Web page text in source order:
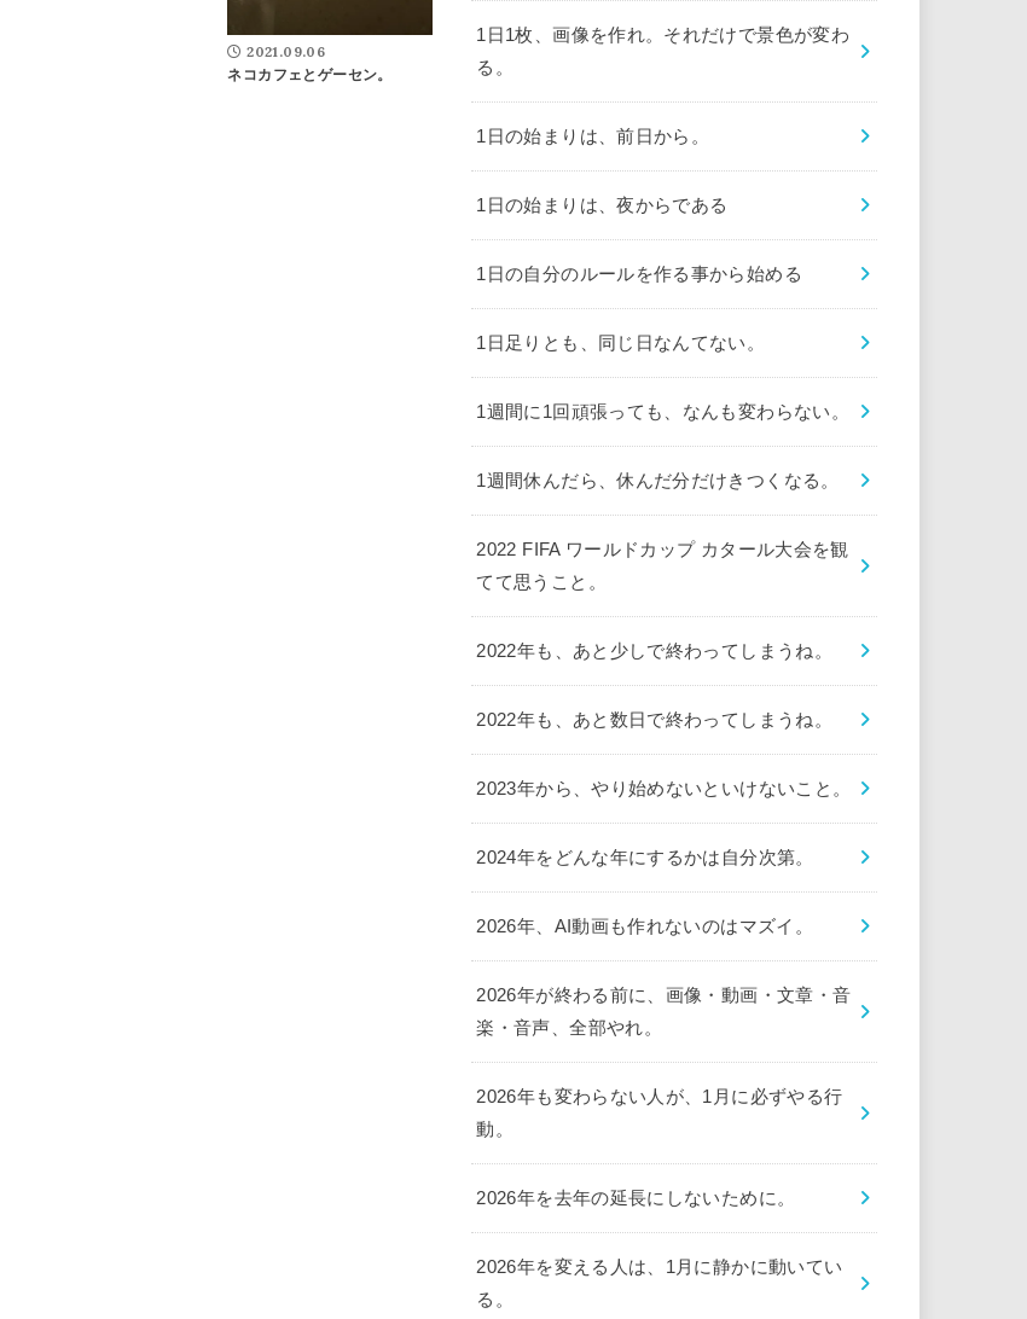
2021.09.06
ネコカフェとゲーセン。
1日1枚、画像を作れ。それだけで景色が変わ
る。
1日の始まりは、前日から。
1日の始まりは、夜からである
1日の自分のルールを作る事から始める
1日足りとも、同じ日なんてない。
1週間に1回頑張っても、なんも変わらない。
1週間休んだら、休んだ分だけきつくなる。
2022 FIFA ワールドカップ カタール大会を観
てて思うこと。
2022年も、あと少しで終わってしまうね。
2022年も、あと数日で終わってしまうね。
2023年から、やり始めないといけないこと。
2024年をどんな年にするかは自分次第。
2026年、AI動画も作れないのはマズイ。
2026年が終わる前に、画像・動画・文章・音
楽・音声、全部やれ。
2026年も変わらない人が、1月に必ずやる行
動。
2026年を去年の延長にしないために。
2026年を変える人は、1月に静かに動いてい
る。